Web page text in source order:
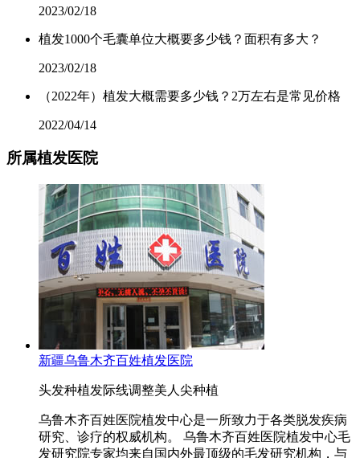
2023/02/18
植发1000个毛囊单位大概要多少钱？面积有多大？
2023/02/18
（2022年）植发大概需要多少钱？2万左右是常见价格
2022/04/14
所属植发医院
新疆乌鲁木齐百姓植发医院
头发种植发际线调整美人尖种植
乌鲁木齐百姓医院植发中心是一所致力于各类脱发疾病
研究、诊疗的权威机构。 乌鲁木齐百姓医院植发中心毛
发研究院专家均来自国内外最顶级的毛发研究机构，与